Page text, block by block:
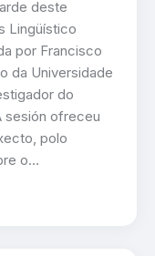
deste
Lingüístico
por Francisco
da Universidade
do
sesión ofreceu
polo
o…